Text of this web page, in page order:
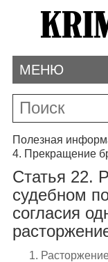
МЕНЮ
Полезная
4. Прекращение
Статья 22.
судебном
согласия
1.